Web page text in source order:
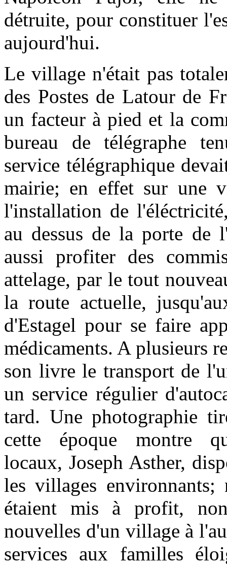
détruite, pour constituer
aujourd'hui.
Le village n'était pas
des Postes de Latour de
un facteur à pied et la
bureau de télégraphe
service télégraphique
mairie; en effet sur une
l'installation de
au dessus de la porte de
aussi profiter des
attelage, par le tout
la route actuelle,
d'Estagel pour se faire
médicaments. A plusieurs
son livre le transport de
un service régulier
tard. Une photographie
cette époque montre
locaux, Joseph Asther,
les villages environnants;
étaient mis à profit,
nouvelles d'un village à
services aux familles